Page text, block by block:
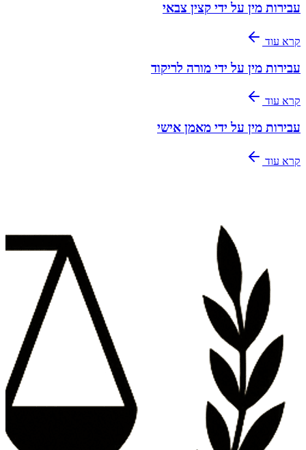
עבירות מין על ידי קצין צבאי
קרא עוד
עבירות מין על ידי מורה לריקוד
קרא עוד
עבירות מין על ידי מאמן אישי
קרא עוד